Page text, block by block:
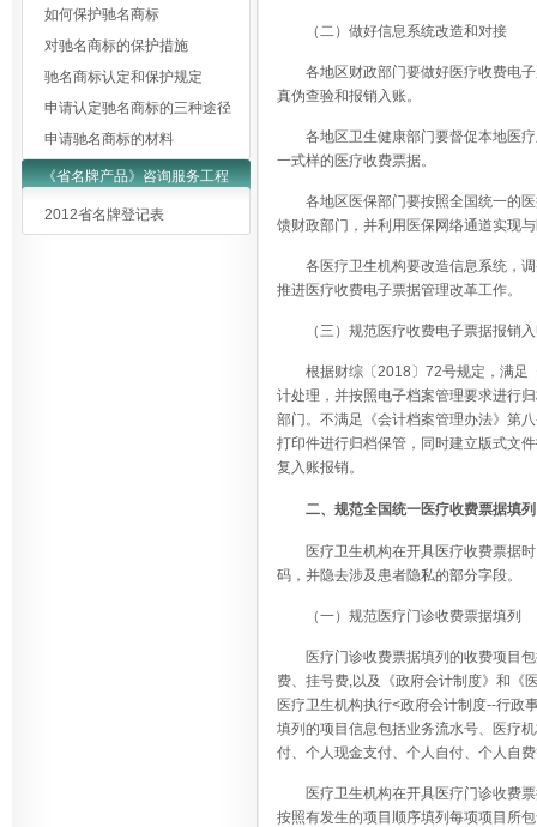
如何保护驰名商标
对驰名商标的保护措施
驰名商标认定和保护规定
申请认定驰名商标的三种途径
申请驰名商标的材料
《省名牌产品》咨询服务工程
2012省名牌登记表
（二）做好信息系统改造和对接
各地区财政部门要做好医疗收费电
真伪查验和报销入账。
各地区卫生健康部门要督促本地医
一式样的医疗收费票据。
各地区医保部门要按照全国统一的
馈财政部门，并利用医保网络通道实现
各医疗卫生机构要改造信息系统，
推进医疗收费电子票据管理改革工作。
（三）规范医疗收费电子票据报销
根据财综〔2018〕72号规定，满足
计处理，并按照电子档案管理要求进行
部门。不满足《会计档案管理办法》第
打印件进行归档保管，同时建立版式文
复入账报销。
二、规范全国统一医疗收费票据填列
医疗卫生机构在开具医疗收费票据
码，并隐去涉及患者隐私的部分字段。
（一）规范医疗门诊收费票据填列
医疗门诊收费票据填列的收费项目
费、挂号费,以及《政府会计制度》和《
医疗卫生机构执行<政府会计制度--行政
填列的项目信息包括业务流水号、医疗
付、个人现金支付、个人自付、个人自
医疗卫生机构在开具医疗门诊收费
按照有发生的项目顺序填列每项项目所